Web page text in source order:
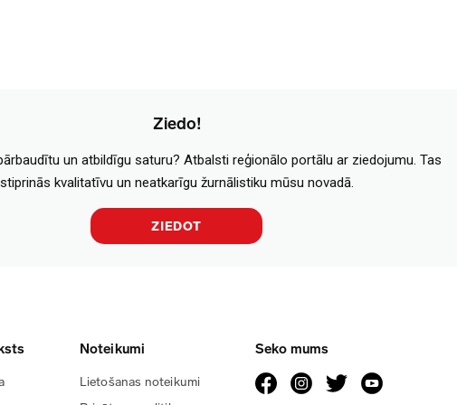
Ziedo!
un atbildīgu saturu? Atbalsti reģionālo portālu ar ziedojumu. Tas
stiprinās kvalitatīvu un neatkarīgu žurnālistiku mūsu novadā.
ZIEDOT
Noteikumi
Lietošanas noteikumi
Seko mums